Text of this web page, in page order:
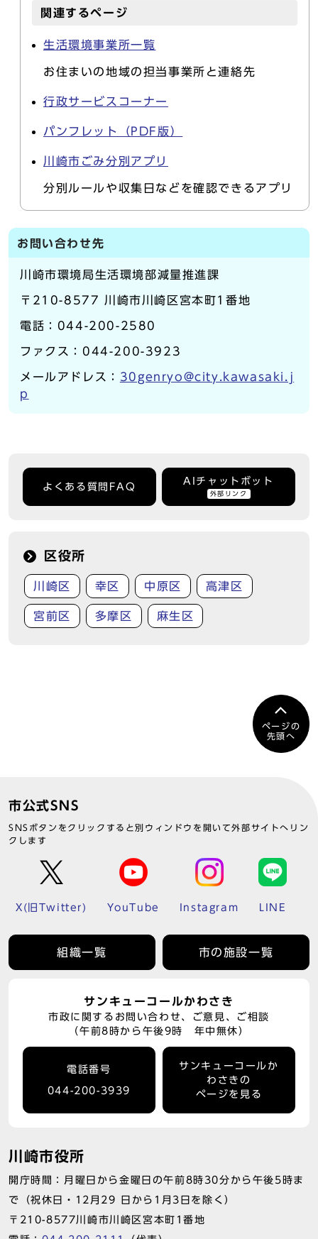
関連するページ
生活環境事業所一覧
お住まいの地域の担当事業所と連絡先
行政サービスコーナー
パンフレット（PDF版）
川崎市ごみ分別アプリ
分別ルールや収集日などを確認できるアプリ
お問い合わせ先
川崎市環境局生活環境部減量推進課
〒210-8577 川崎市川崎区宮本町1番地
電話：044-200-2580
ファクス：044-200-3923
メールアドレス： 30genryo@city.kawasaki.j
p
よくある質問FAQ
AIチャットボット
外部リンク
区役所
川崎区 幸区 中原区 高津区
宮前区 多摩区 麻生区
ページの
先頭へ
市公式SNS
SNSボタンをクリックすると別ウィンドウを開いて外部サイトへリン
クします
X(旧Twitter) YouTube Instagram LINE
組織一覧 市の施設一覧
サンキューコールかわさき
市政に関するお問い合わせ、ご意見、ご相談
（午前8時から午後9時 年中無休）
電話番号
044-200-3939
サンキューコールか
わさきの
ページを見る
川崎市役所
開庁時間：月曜日から金曜日の午前8時30分から午後5時ま
で（祝休日・12月29 日から1月3日を除く）
〒210-8577川崎市川崎区宮本町1番地